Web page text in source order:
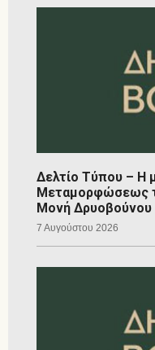
Δελτίο Τύπου – Η
Μεταμορφώσεως
Μονή Δρυοβούνου
7 Αυγούστου 2026